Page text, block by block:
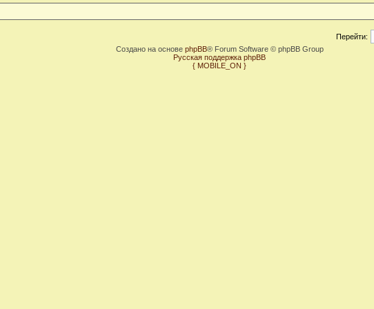
Перейти:
Создано на основе phpBB® Forum Software © phpBB Group
Русская поддержка phpBB
{ MOBILE_ON }